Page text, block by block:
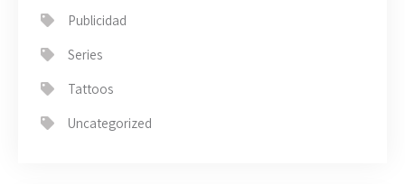
Publicidad
Series
Tattoos
Uncategorized